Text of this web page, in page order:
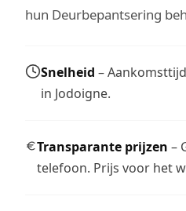
hun Deurbepantsering
Snelheid –
in Jodoigne.
Transparante prijzen –
telefoon. Prijs voor het